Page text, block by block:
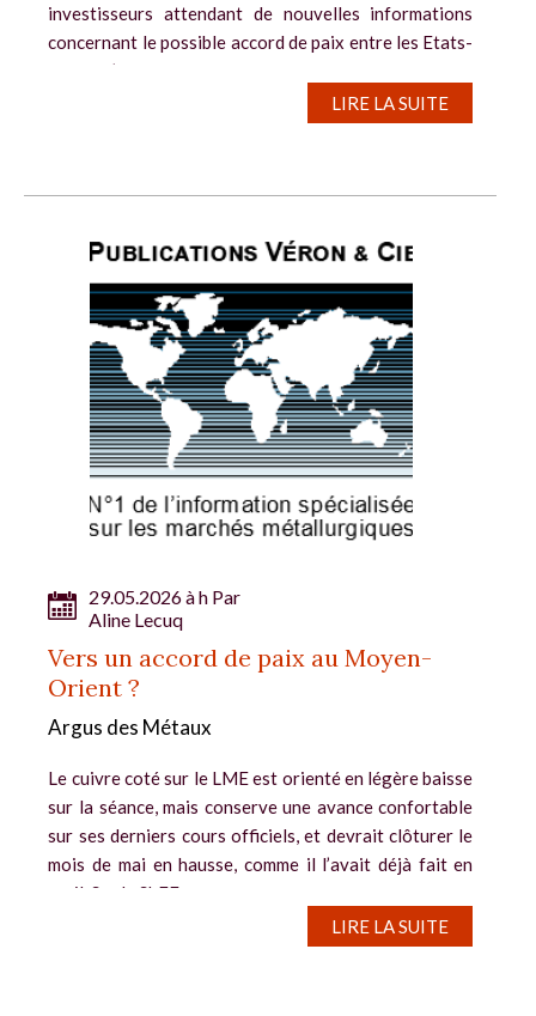
investisseurs attendant de nouvelles informations
concernant le possible accord de paix entre les Etats-
Unis et l’Iran. A la mi-journée, son cours pour livraison
LIRE LA SUITE
29.05.2026 à h Par
Aline Lecuq
Vers un accord de paix au Moyen-
Orient ?
Argus des Métaux
Le cuivre coté sur le LME est orienté en légère baisse
sur la séance, mais conserve une avance confortable
sur ses derniers cours officiels, et devrait clôturer le
mois de mai en hausse, comme il l’avait déjà fait en
avril. Sur le ShFE,...
LIRE LA SUITE